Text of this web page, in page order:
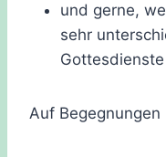
und gerne,
sehr
Auf